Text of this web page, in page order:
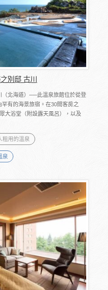
別邸 古川
（北海道）──此溫泉旅館位於從登
有的海景旅宿。在30間客房之
大浴堂（附設露天風呂），以及
租用的溫泉
泉